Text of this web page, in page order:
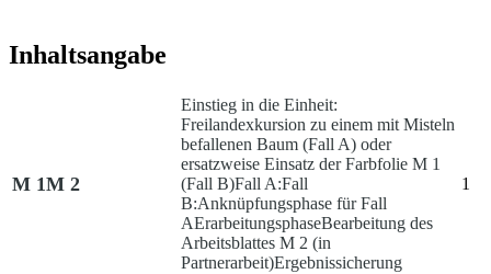
Inhaltsangabe
M 1M 2
Einstieg in die Einheit:
Freilandexkursion zu einem mit Misteln
befallenen Baum (Fall A) oder
ersatzweise Einsatz der Farbfolie M 1
(Fall B)Fall A:Fall
B:Anknüpfungsphase für Fall
AErarbeitungsphaseBearbeitung des
Arbeitsblattes M 2 (in
Partnerarbeit)Ergebnissicherung
1